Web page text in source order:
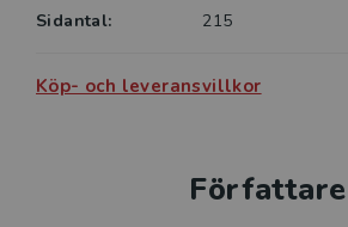
Sidantal:
215
Köp- och leveransvillkor
Författare